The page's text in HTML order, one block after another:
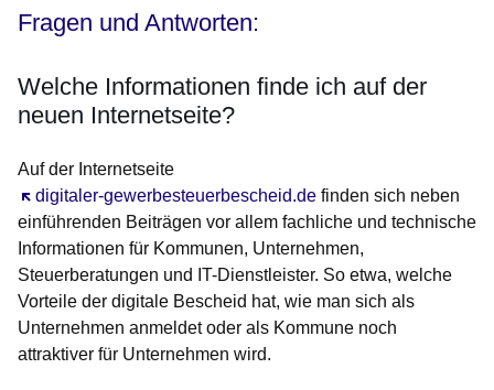
Fragen und Antworten:
Welche Informationen finde ich auf der
neuen Internetseite?
Auf der Internetseite
digitaler-gewerbesteuerbescheid.de
Öffnet sich in einem neuen Fenster
finden sich neben
einführenden Beiträgen vor allem fachliche und technische
Informationen für Kommunen, Unternehmen,
Steuerberatungen und IT-Dienstleister. So etwa, welche
Vorteile der digitale Bescheid hat, wie man sich als
Unternehmen anmeldet oder als Kommune noch
attraktiver für Unternehmen wird.